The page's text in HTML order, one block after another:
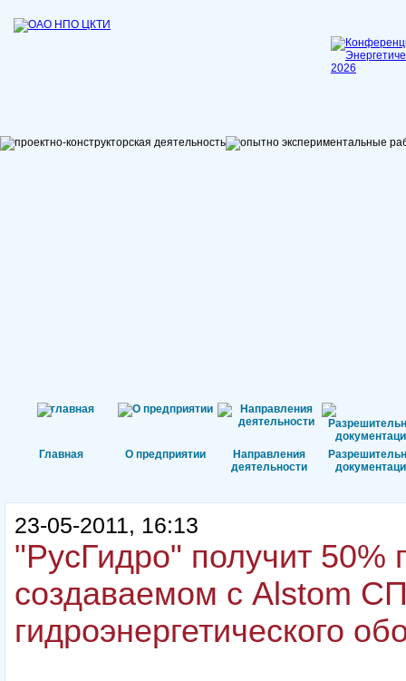
Главная О предприятии
Направления
деятельности
23-05-2011, 16:13
"РусГидро" получит
создаваемом с Alstom
гидроэнергетического